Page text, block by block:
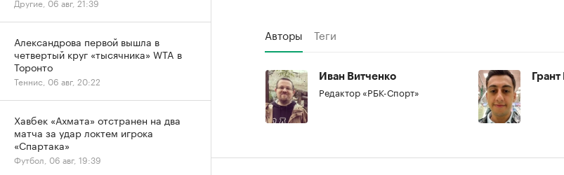
Авторы Теги
Иван Витченко
Редактор «РБК-Спорт»
Грант
Александрова первой вышла в
четвертый круг «тысячника» WTA в
Торонто
Теннис, 06 авг, 20:22
Хавбек «Ахмата» отстранен на два
матча за удар локтем игрока
«Спартака»
Футбол, 06 авг, 19:39